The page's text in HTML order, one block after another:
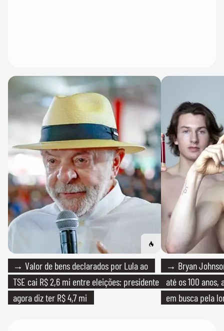
→ Valor de bens declarados por Lula ao
TSE cai R$ 2,6 mi entre eleições; presidente
agora diz ter R$ 4,7 mi
→ Bryan
até os 100
em busca pela